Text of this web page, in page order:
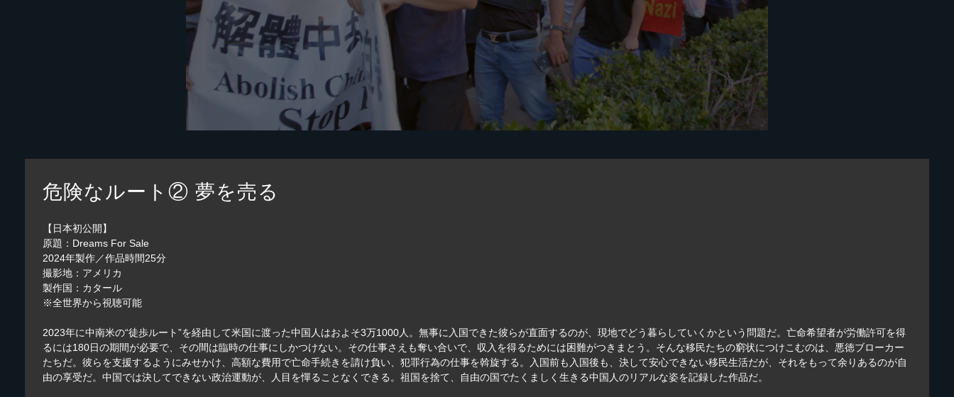
危険なルート② 夢を売る
【日本初公開】
原題：Dreams For Sale
2024年製作／作品時間25分
撮影地：アメリカ
製作国：カタール
※全世界から視聴可能
2023年に中南米の“徒歩ルート”を経由して米国に渡った中国人はおよそ3万1000人。無事に入国できた彼らが直面するのが、現地でどう暮らしていくかという問題だ。亡命希望者が労働許可を得
るには180日の期間が必要で、その間は臨時の仕事にしかつけない。その仕事さえも奪い合いで、収入を得るためには困難がつきまとう。そんな移民たちの窮状につけこむのは、悪徳ブローカー
たちだ。彼らを支援するようにみせかけ、高額な費用で亡命手続きを請け負い、犯罪行為の仕事を斡旋する。入国前も入国後も、決して安心できない移民生活だが、それをもって余りあるのが自
由の享受だ。中国では決してできない政治運動が、人目を憚ることなくできる。祖国を捨て、自由の国でたくましく生きる中国人のリアルな姿を記録した作品だ。